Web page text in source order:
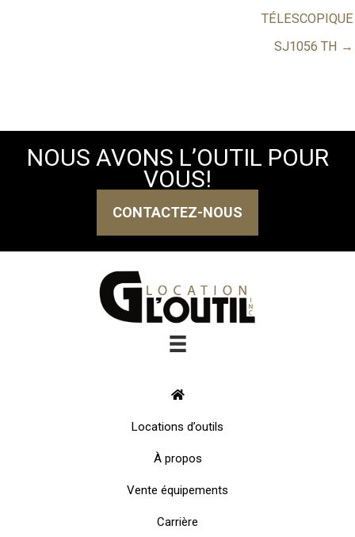
TÉLESCOPIQUE
SJ1056 TH →
NOUS AVONS L’OUTIL POUR
VOUS!
CONTACTEZ-NOUS
Locations d’outils
À propos
Vente équipements
Carrière